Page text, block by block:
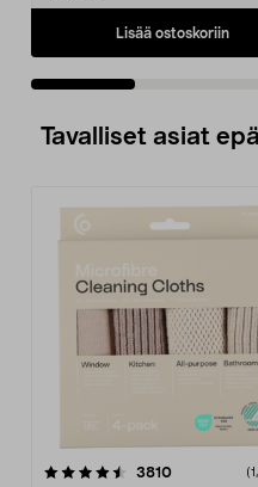
Lisää ostoskoriin
Tavalliset asiat
3810arvostelut
4.5viidestä